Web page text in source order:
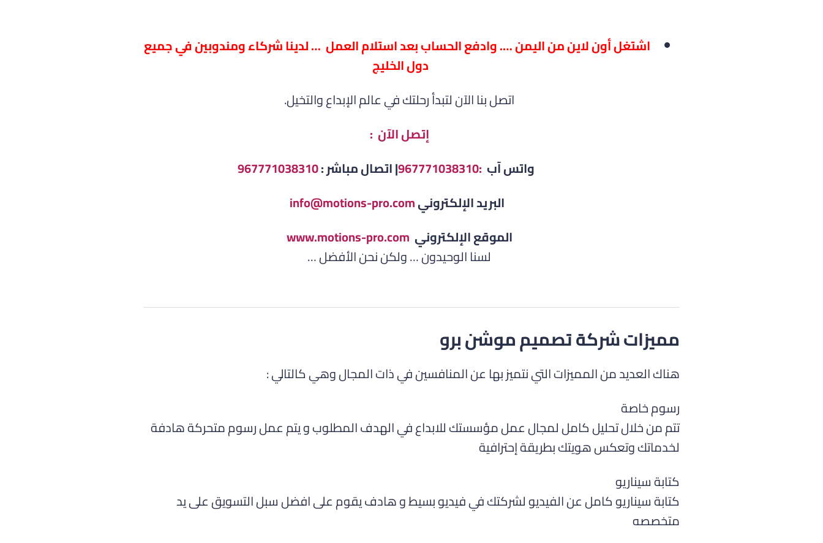
اشتغل أون لاين من اليمن …. وادفع الحساب بعد استلام العمل … لدينا شركاء ومندوبين في جميع
دول الخليج
اتصل بنا الآن لتبدأ رحلتك في عالم الإبداع والتخيل.
إتصل الآن :
واتس آب :967771038310 | اتصال مباشر :967771038310
البريد الإلكترونيinfo@motions-pro.com
الموقع الإلكتروني www.motions-pro.com
لسنا الوحيدون … ولكن نحن الأفضل …
مميزات شركة تصميم موشن برو
هناك العديد من المميزات التي نتميز بها عن المنافسين في ذات المجال وهي كالتالي :
رسوم خاصة
تتم من خلال تحليل كامل لمجال عمل مؤسستك للابداع في الهدف المطلوب و يتم عمل رسوم متحركة هادفة
لخدماتك وتعكس هويتك بطريقة إحترافية
كتابة سيناريو
كتابة سيناريو كامل عن الفيديو لشركتك في فيديو بسيط و هادف يقوم على افضل سبل التسويق على يد
متخصصه